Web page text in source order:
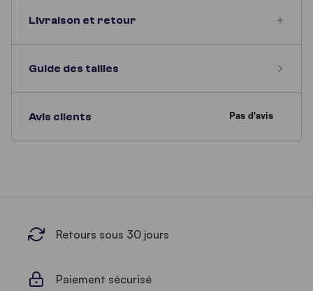
Livraison et retour
Guide des tailles
Avis clients
Retours sous 30 jours
Paiement sécurisé